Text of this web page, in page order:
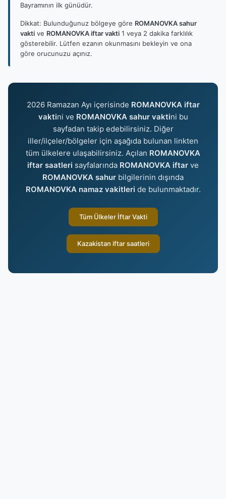
Bayramının ilk günüdür.
Dikkat: Bulunduğunuz bölgeye göre ROMANOVKA sahur
vakti ve ROMANOVKA iftar vakti 1 veya 2 dakika farklılık
gösterebilir. Lütfen ezanın okunmasını bekleyin ve ona
göre orucunuzu açınız.
2026 Ramazan Ayı içerisinde ROMANOVKA iftar
vaktini ve ROMANOVKA sahur vaktini bu
sayfadan takip edebilirsiniz. Diğer
iller/ilçeler/bölgeler için aşağıda bulunan linkten
tüm ülkelere ulaşabilirsiniz. Açılan ROMANOVKA
iftar saatleri sayfalarında ROMANOVKA iftar ve
ROMANOVKA sahur bilgilerinin dışında
ROMANOVKA namaz vakitleri de bulunmaktadır.
Tüm Ülkeler İftar Vakti
Kazakistan iftar saatleri